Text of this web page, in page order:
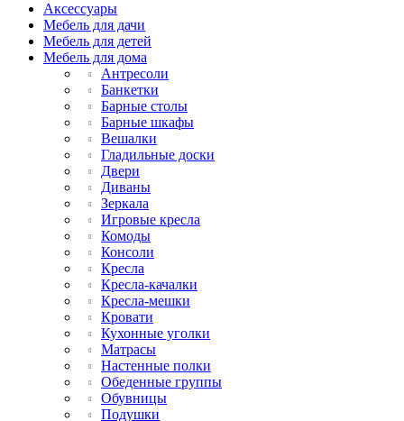
Аксессуары
Мебель для дачи
Мебель для детей
Мебель для дома
Антресоли
Банкетки
Барные столы
Барные шкафы
Вешалки
Гладильные доски
Двери
Диваны
Зеркала
Игровые кресла
Комоды
Консоли
Кресла
Кресла-качалки
Кресла-мешки
Кровати
Кухонные уголки
Матрасы
Настенные полки
Обеденные группы
Обувницы
Подушки